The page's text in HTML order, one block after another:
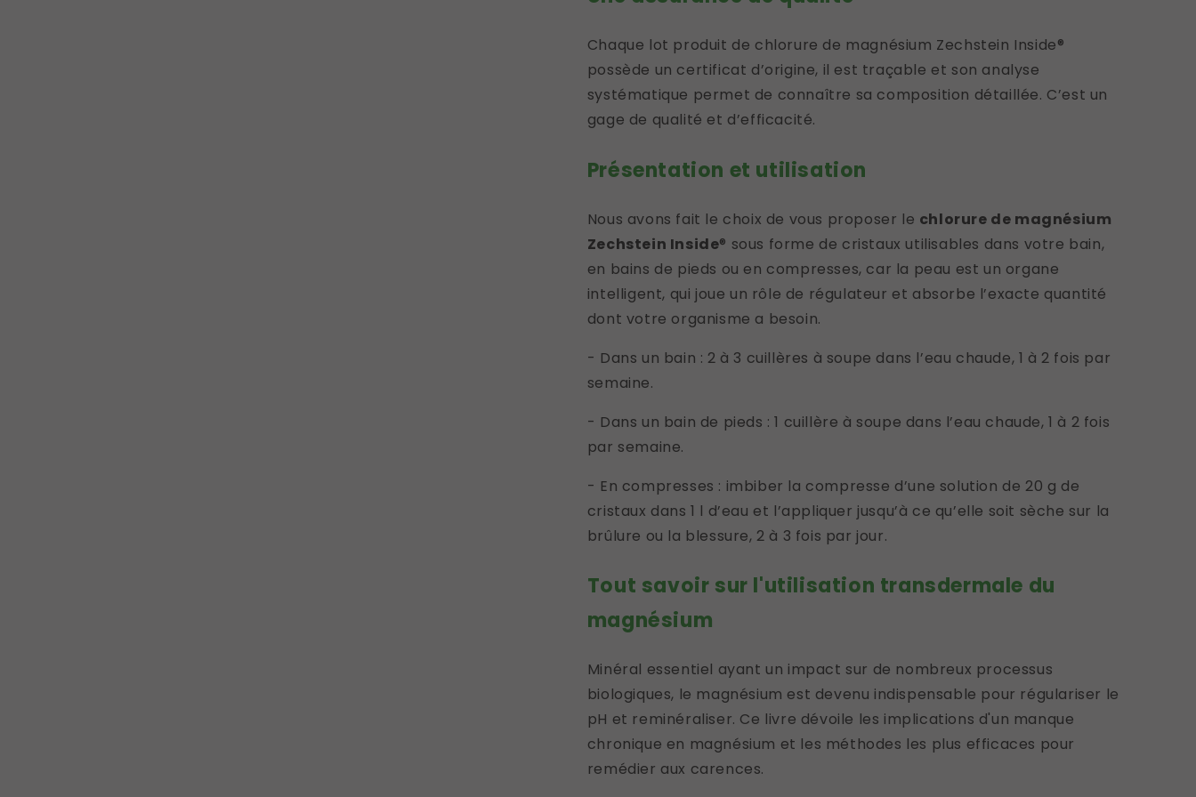
Chaque lot produit de chlorure de magnésium Zechstein Inside®
possède un certificat d’origine, il est traçable et son analyse
systématique permet de connaître sa composition détaillée. C’est un
gage de qualité et d’efficacité.
Présentation et utilisation
Nous avons fait le choix de vous proposer le chlorure de magnésium
Zechstein Inside® sous forme de cristaux utilisables dans votre bain,
en bains de pieds ou en compresses, car la peau est un organe
intelligent, qui joue un rôle de régulateur et absorbe l’exacte quantité
dont votre organisme a besoin.
- Dans un bain : 2 à 3 cuillères à soupe dans l’eau chaude, 1 à 2 fois par
semaine.
- Dans un bain de pieds : 1 cuillère à soupe dans l’eau chaude, 1 à 2 fois
par semaine.
- En compresses : imbiber la compresse d’une solution de 20 g de
cristaux dans 1 l d’eau et l’appliquer jusqu’à ce qu’elle soit sèche sur la
brûlure ou la blessure, 2 à 3 fois par jour.
Tout savoir sur l'utilisation transdermale du
magnésium
Minéral essentiel ayant un impact sur de nombreux processus
biologiques, le magnésium est devenu indispensable pour régulariser le
pH et reminéraliser. Ce livre dévoile les implications d'un manque
chronique en magnésium et les méthodes les plus efficaces pour
remédier aux carences.